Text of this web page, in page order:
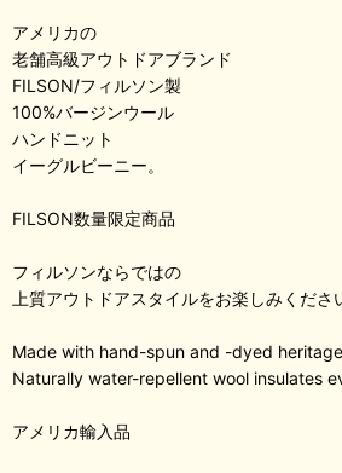
アメリカの
老舗高級アウトドアブランド
FILSON/フィルソン製
100%バージンウール
ハンドニット
イーグルビーニー。
FILSON数量限定商品
フィルソンならではの
上質アウトドアスタイルをお楽しみくださ
Made with hand-spun and -dyed
Naturally water-repellent wool insulates
アメリカ輸入品